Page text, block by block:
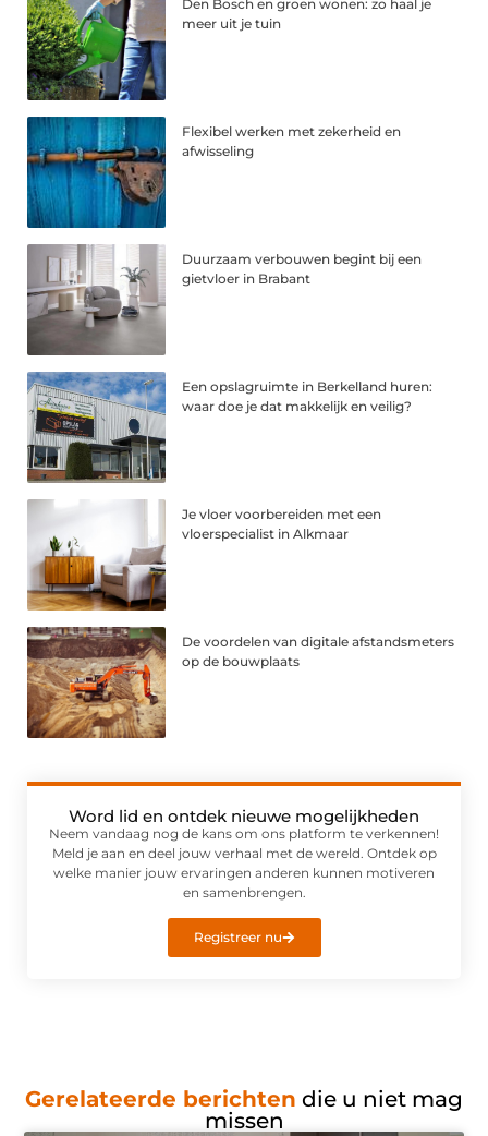
Den Bosch en groen wonen: zo haal je
meer uit je tuin
Flexibel werken met zekerheid en
afwisseling
Duurzaam verbouwen begint bij een
gietvloer in Brabant
Een opslagruimte in Berkelland huren:
waar doe je dat makkelijk en veilig?
Je vloer voorbereiden met een
vloerspecialist in Alkmaar
De voordelen van digitale afstandsmeters
op de bouwplaats
Word lid en ontdek nieuwe mogelijkheden
Neem vandaag nog de kans om ons platform te verkennen!
Meld je aan en deel jouw verhaal met de wereld. Ontdek op
welke manier jouw ervaringen anderen kunnen motiveren
en samenbrengen.
Registreer nu
Gerelateerde berichten die u niet mag
missen